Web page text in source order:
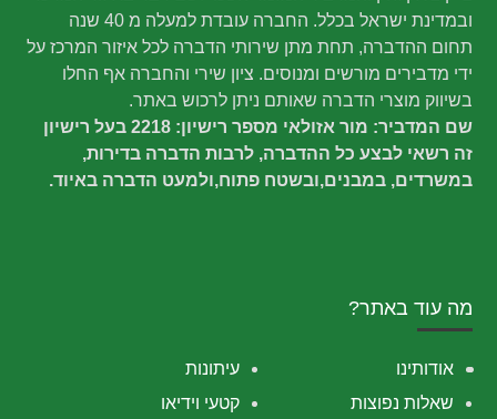
ובמדינת ישראל בכלל. החברה עובדת למעלה מ 40 שנה
תחום ההדברה, תחת מתן שירותי הדברה לכל איזור המרכז על
ידי מדבירים מורשים ומנוסים. ציון שירי והחברה אף החלו
בשיווק מוצרי הדברה שאותם ניתן לרכוש באתר.
שם המדביר: מור אזולאי מספר רישיון: 2218 בעל רישיון
זה רשאי לבצע כל ההדברה, לרבות הדברה בדירות,
במשרדים, במבנים,ובשטח פתוח,ולמעט הדברה באיוד.
מה עוד באתר?
עיתונות
אודותינו
קטעי וידיאו
שאלות נפוצות